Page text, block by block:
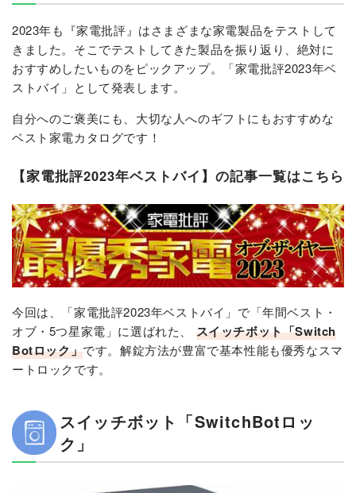
2023年も『家電批評』はさまざまな家電製品をテストして
きました。そこでテストしてきた製品を振り返り、絶対に
おすすめしたいものをピックアップ。「家電批評2023年ベ
ストバイ」として発表します。
自分へのご褒美にも、大切な人へのギフトにもおすすめな
ベスト家電カタログです！
【家電批評2023年ベストバイ】の記事一覧はこちら
今回は、「家電批評2023年ベストバイ」で「年間ベスト・
オブ・5つ星家電」に選ばれた、 スイッチボット「Switch
Botロック」です。解錠方法が豊富で基本性能も優秀なスマ
ートロックです。
スイッチボット「SwitchBotロッ
ク」